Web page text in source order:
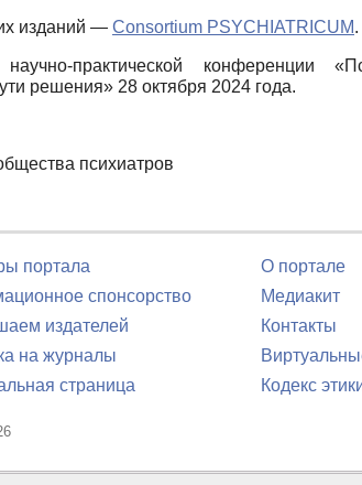
изданий — Consortium PSYCHIATRICUM.
практической конференции
решения» 28 октября 2024 года.
психиатров
портала
спонсорство
издателей
на журналы
страница
О портале
Медиакит
Контакты
Кодекс
2016 г.